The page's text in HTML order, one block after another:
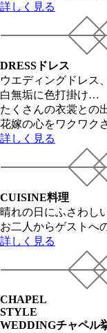
詳しく見る
DRESS ドレス
ウエディングドレス
白無垢に色打掛け…
たくさんの衣裳との
花嫁の心をワクワク
詳しく見る
CUISINE料理
晴れの日にふさわし
お二人からゲストへ
詳しく見る
CHAPEL
STYLE
WEDDINGチャペル